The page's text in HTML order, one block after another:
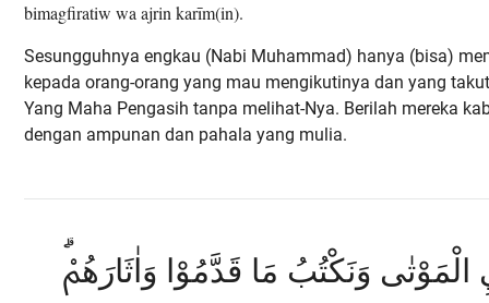
bimagfiratiw wa ajrin karīm(in).
Sesungguhnya engkau (Nabi Muhammad) hanya (bisa)
kepada orang-orang yang mau mengikutinya dan yang
Yang Maha Pengasih tanpa melihat-Nya. Berilah mereka
dengan ampunan dan pahala yang mulia.
الْمَوْتٰى وَنَكْتُبُ مَا قَدَّمُوْا وَاٰثَارَهُمْۗ